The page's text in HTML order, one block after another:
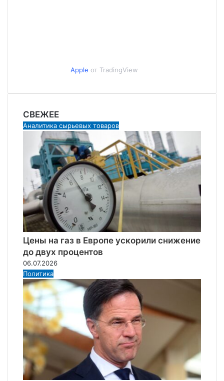
Apple от TradingView
СВЕЖЕЕ
Аналитика сырьевых товаров
Цены на газ в Европе ускорили снижение
до двух процентов
06.07.2026
Политика